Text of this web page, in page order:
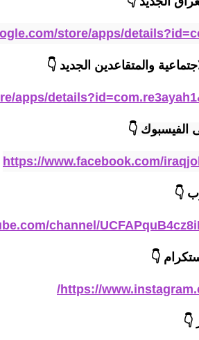
store/apps/
والمتقاعدين الجديد 👇
apps/
الفيسبوك 👇
https://www.facebook.com/
👇
channel/
👇
https://
👇